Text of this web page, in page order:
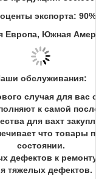
экспорта:
Европа, Южная
обслуживания:
случая для вас
к самой
для вахт
что
состоянии.
дефектов к
тяжелых дефектов.